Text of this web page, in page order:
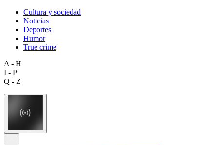
Cultura y sociedad
Noticias
Deportes
Humor
True crime
A - H
I - P
Q - Z